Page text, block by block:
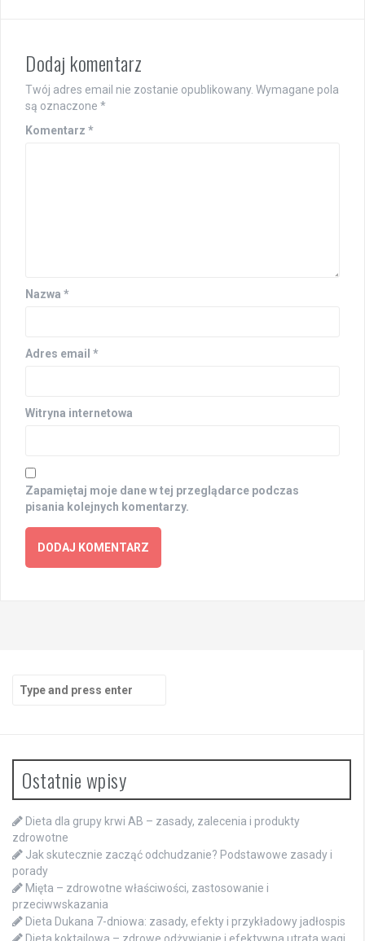
Dodaj komentarz
Twój adres email nie zostanie opublikowany. Wymagane pola
są oznaczone *
Komentarz *
Nazwa *
Adres email *
Witryna internetowa
Zapamiętaj moje dane w tej przeglądarce podczas
pisania kolejnych komentarzy.
for:
Ostatnie wpisy
Dieta dla grupy krwi AB – zasady, zalecenia i produkty
zdrowotne
Jak skutecznie zacząć odchudzanie? Podstawowe zasady i
porady
Mięta – zdrowotne właściwości, zastosowanie i
przeciwwskazania
Dieta Dukana 7-dniowa: zasady, efekty i przykładowy jadłospis
Dieta koktajlowa – zdrowe odżywianie i efektywna utrata wagi